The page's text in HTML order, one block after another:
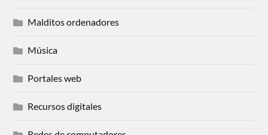
Malditos ordenadores
Música
Portales web
Recursos digitales